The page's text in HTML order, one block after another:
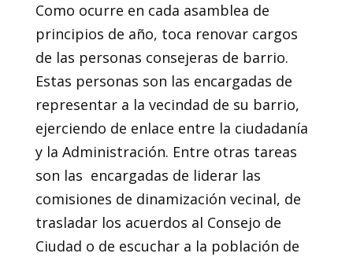
Como ocurre en cada asamblea de
principios de año, toca renovar cargos
de las personas consejeras de barrio.
Estas personas son las encargadas de
representar a la vecindad de su barrio,
ejerciendo de enlace entre la ciudadanía
y la Administración. Entre otras tareas
son las encargadas de liderar las
comisiones de dinamización vecinal, de
trasladar los acuerdos al Consejo de
Ciudad o de escuchar a la población de